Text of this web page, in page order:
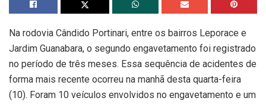
Na rodovia Cândido Portinari, entre os bairros Leporace e
Jardim Guanabara, o segundo engavetamento foi registrado
no período de três meses. Essa sequência de acidentes de
forma mais recente ocorreu na manhã desta quarta-feira
(10). Foram 10 veículos envolvidos no engavetamento e um